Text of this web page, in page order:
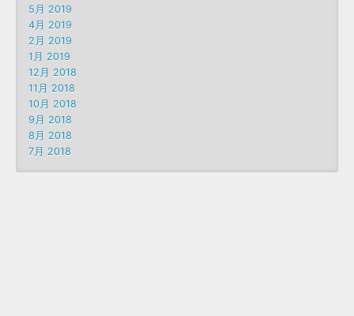
5月 2019
4月 2019
2月 2019
1月 2019
12月 2018
11月 2018
10月 2018
9月 2018
8月 2018
7月 2018